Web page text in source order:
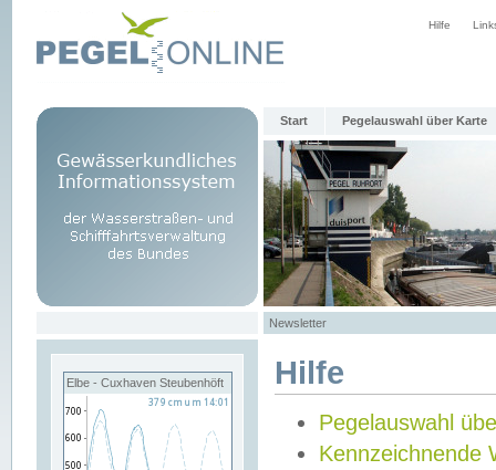
Hilfe
Start Pegelauswahl über Karte
Newsletter
Elbe - Cuxhaven Steubenhöft Hilfe
Pegelauswahl
Kennzeichnende